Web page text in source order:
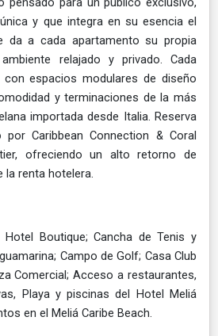
y que integra en su esencia el
da a cada apartamento su propia
relajado y privado. Cada
con espacios modulares de diseño
y terminaciones de la más
importada desde Italia. Reserva
Caribbean Connection & Coral
ofreciendo un alto retorno de
la renta hotelera.
Hotel Boutique; Cancha de Tenis y
Campo de Golf; Casa Club
Comercial; Acceso a restaurantes,
Playa y piscinas del Hotel Meliá
en el Meliá Caribe Beach.